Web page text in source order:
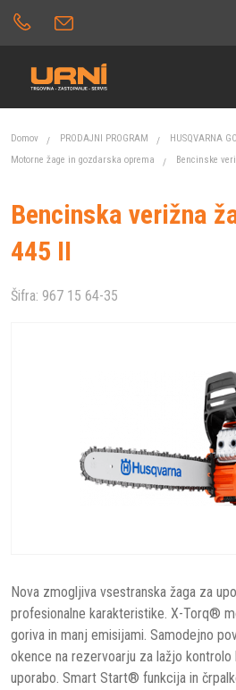
Domov PRODAJNI PROGRAM
HUSQVARNA
Motorne žage in gozdarska oprema
Bencinske
Bencinska verižna
445 II
Šifra: 967 15 64-35
Nova zmogljiva vsestranska žaga za
profesionalne karakteristike. X-Torq®
goriva in manj emisijami. Samodejno
okence na rezervoarju za lažjo kontrolo
uporabo. Smart Start® funkcija in